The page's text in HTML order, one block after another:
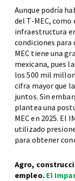
Aunque podría
del T-MEC,
infraestructura
condiciones para
MEC tiene una
mexicana, pues
los 500 mil
cifra mayor que
juntos. Sin
plantea una
MEC en 2025. El
utilizado
para obtener
Agro,
empleo. El